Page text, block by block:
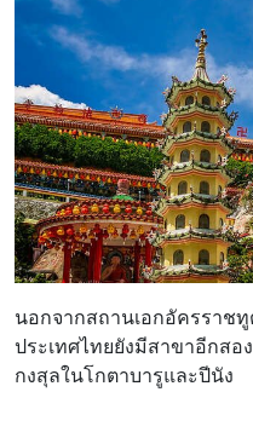
นอกจากสถานเอกอัครราช
ประเทศไทยยังมีสาขาอีกสอ
กงสุลในโกตาบารูและปีนัง